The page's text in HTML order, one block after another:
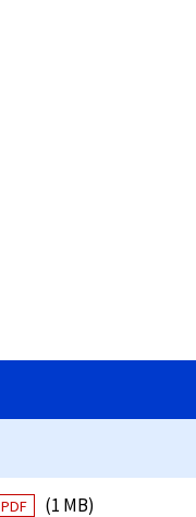
PDF
(1 MB)